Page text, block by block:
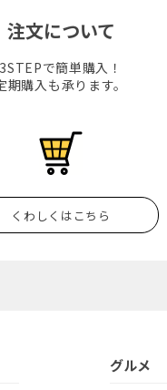
注文について
3STEPで簡単購入！
期購入も承ります。
くわしくはこちら
グルメ